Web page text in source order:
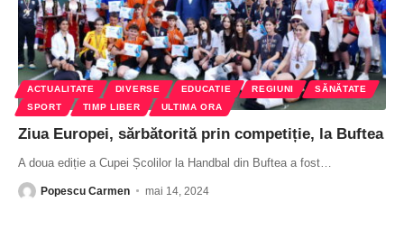
ACTUALITATE DIVERSE EDUCATIE REGIUNI
SĂNĂTATE
SPORT
TIMP LIBER ULTIMA ORA
Ziua Europei, sărbătorită prin competiție, la Buftea
A doua ediție a Cupei Școlilor la Handbal din Buftea a fost
Popescu Carmen mai 14, 2024